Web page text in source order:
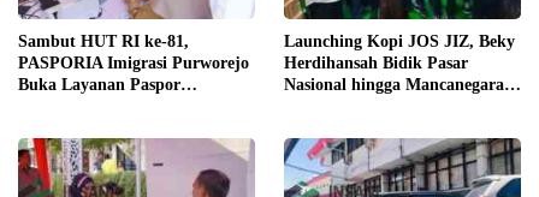
Sambut HUT RI ke-81,
PASPORIA Imigrasi Purworejo
Buka Layanan Paspor
Launching Kopi JOS JIZ, Beky
Herdihansah Bidik Pasar
Nasional hingga Mancanegara